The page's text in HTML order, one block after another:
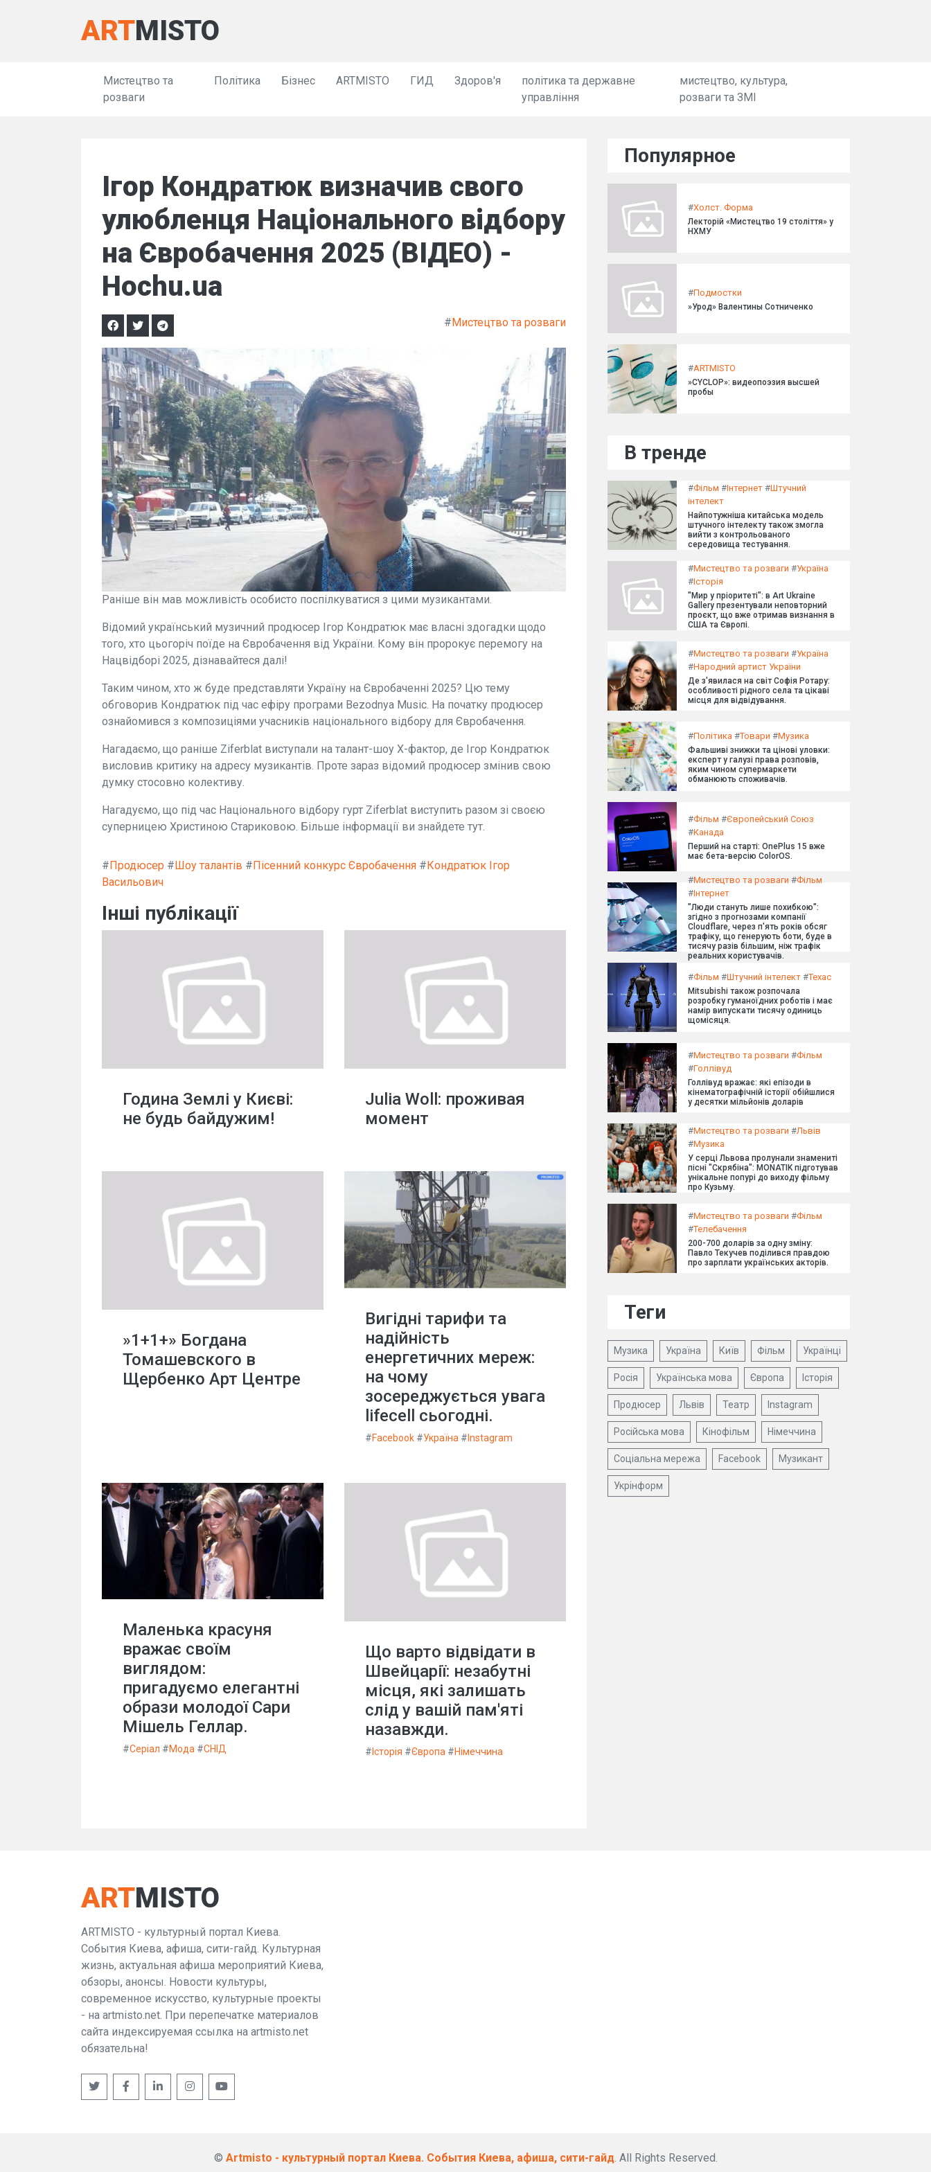
ARTMISTO
Мистецтво та
розваги
Політика Бізнес ARTMISTO ГИД Здоров'я
політика та державне
управління
мистецтво, культура,
розваги та ЗМІ
Ігор Кондратюк визначив свого
улюбленця Національного відбору
на Євробачення 2025 (ВІДЕО) -
Hochu.ua
#Мистецтво та розваги
Раніше він мав можливість особисто поспілкуватися з цими музикантами.
Відомий український музичний продюсер Ігор Кондратюк має власні здогадки щодо
того, хто цьогоріч поїде на Євробачення від України. Кому він пророкує перемогу на
Нацвідборі 2025, дізнавайтеся далі!
Таким чином, хто ж буде представляти Україну на Євробаченні 2025? Цю тему
обговорив Кондратюк під час ефіру програми Bezodnya Music. На початку продюсер
ознайомився з композиціями учасників національного відбору для Євробачення.
Нагадаємо, що раніше Ziferblat виступали на талант-шоу X-фактор, де Ігор Кондратюк
висловив критику на адресу музикантів. Проте зараз відомий продюсер змінив свою
думку стосовно колективу.
Нагадуємо, що під час Національного відбору гурт Ziferblat виступить разом зі своєю
суперницею Христиною Стариковою. Більше інформації ви знайдете тут.
#Продюсер #Шоу талантів #Пісенний конкурс Євробачення #Кондратюк Ігор
Васильович
Інші публікації
Година Землі у Києві:
не будь байдужим!
Julia Woll: проживая
момент
»1+1+» Богдана
Томашевского в
Щербенко Арт Центре
Вигідні тарифи та
надійність
енергетичних мереж:
на чому
зосереджується увага
lifecell сьогодні.
#Facebook #Україна #Instagram
Маленька красуня
вражає своїм
виглядом:
пригадуємо елегантні
образи молодої Сари
Мішель Геллар.
#Серіал #Мода #СНІД
Що варто відвідати в
Швейцарії: незабутні
місця, які залишать
слід у вашій пам'яті
назавжди.
#Історія #Європа #Німеччина
Популярное
#Холст. Форма
Лекторій «Мистецтво 19 століття» у
НХМУ
#Подмостки
»Урод» Валентины Сотниченко
#ARTMISTO
»CYCLOP»: видеопоэзия высшей
пробы
В тренде
#Фільм #Інтернет #Штучний
інтелект
Найпотужніша китайська модель
штучного інтелекту також змогла
вийти з контрольованого
середовища тестування.
#Мистецтво та розваги #Україна
#Історія
"Мир у пріоритеті": в Art Ukraine
Gallery презентували неповторний
проєкт, що вже отримав визнання в
США та Європі.
#Мистецтво та розваги #Україна
#Народний артист України
Де з'явилася на світ Софія Ротару:
особливості рідного села та цікаві
місця для відвідування.
#Політика #Товари #Музика
Фальшиві знижки та цінові уловки:
експерт у галузі права розповів,
яким чином супермаркети
обманюють споживачів.
#Фільм #Європейський Союз
#Канада
Перший на старті: OnePlus 15 вже
має бета-версію ColorOS.
#Мистецтво та розваги #Фільм
#Інтернет
"Люди стануть лише похибкою":
згідно з прогнозами компанії
Cloudflare, через п'ять років обсяг
трафіку, що генерують боти, буде в
тисячу разів більшим, ніж трафік
реальних користувачів.
#Фільм #Штучний інтелект #Техас
Mitsubishi також розпочала
розробку гуманоїдних роботів і має
намір випускати тисячу одиниць
щомісяця.
#Мистецтво та розваги #Фільм
#Голлівуд
Голлівуд вражає: які епізоди в
кінематографічній історії обійшлися
у десятки мільйонів доларів
#Мистецтво та розваги #Львів
#Музика
У серці Львова пролунали знамениті
пісні "Скрябіна": MONATIK підготував
унікальне попурі до виходу фільму
про Кузьму.
#Мистецтво та розваги #Фільм
#Телебачення
200-700 доларів за одну зміну:
Павло Текучев поділився правдою
про зарплати українських акторів.
Теги
Музика Україна Київ Фільм Українці
Росія Українська мова Європа Історія
Продюсер Львів Театр Instagram
Російська мова Кінофільм Німеччина
Соціальна мережа Facebook Музикант
Укрінформ
ARTMISTO
ARTMISTO - культурный портал Киева.
События Киева, афиша, сити-гайд. Культурная
жизнь, актуальная афиша мероприятий Киева,
обзоры, анонсы. Новости культуры,
современное искусство, культурные проекты
- на artmisto.net. При перепечатке материалов
сайта индексируемая ссылка на artmisto.net
обязательна!
© Artmisto - культурный портал Киева. События Киева, афиша, сити-гайд. All Rights Reserved.